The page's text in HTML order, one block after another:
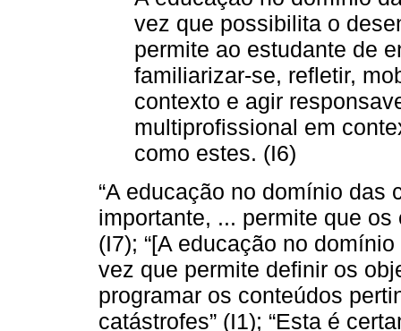
vez que possibilita o
permite ao estudante de
familiarizar-se, refletir,
contexto e agir
multiprofissional em
como estes. (I6)
“A educação no domínio das
importante, ... permite que
(I7); “[A educação no
vez que permite definir os
programar os conteúdos
catástrofes” (I1); “Esta é